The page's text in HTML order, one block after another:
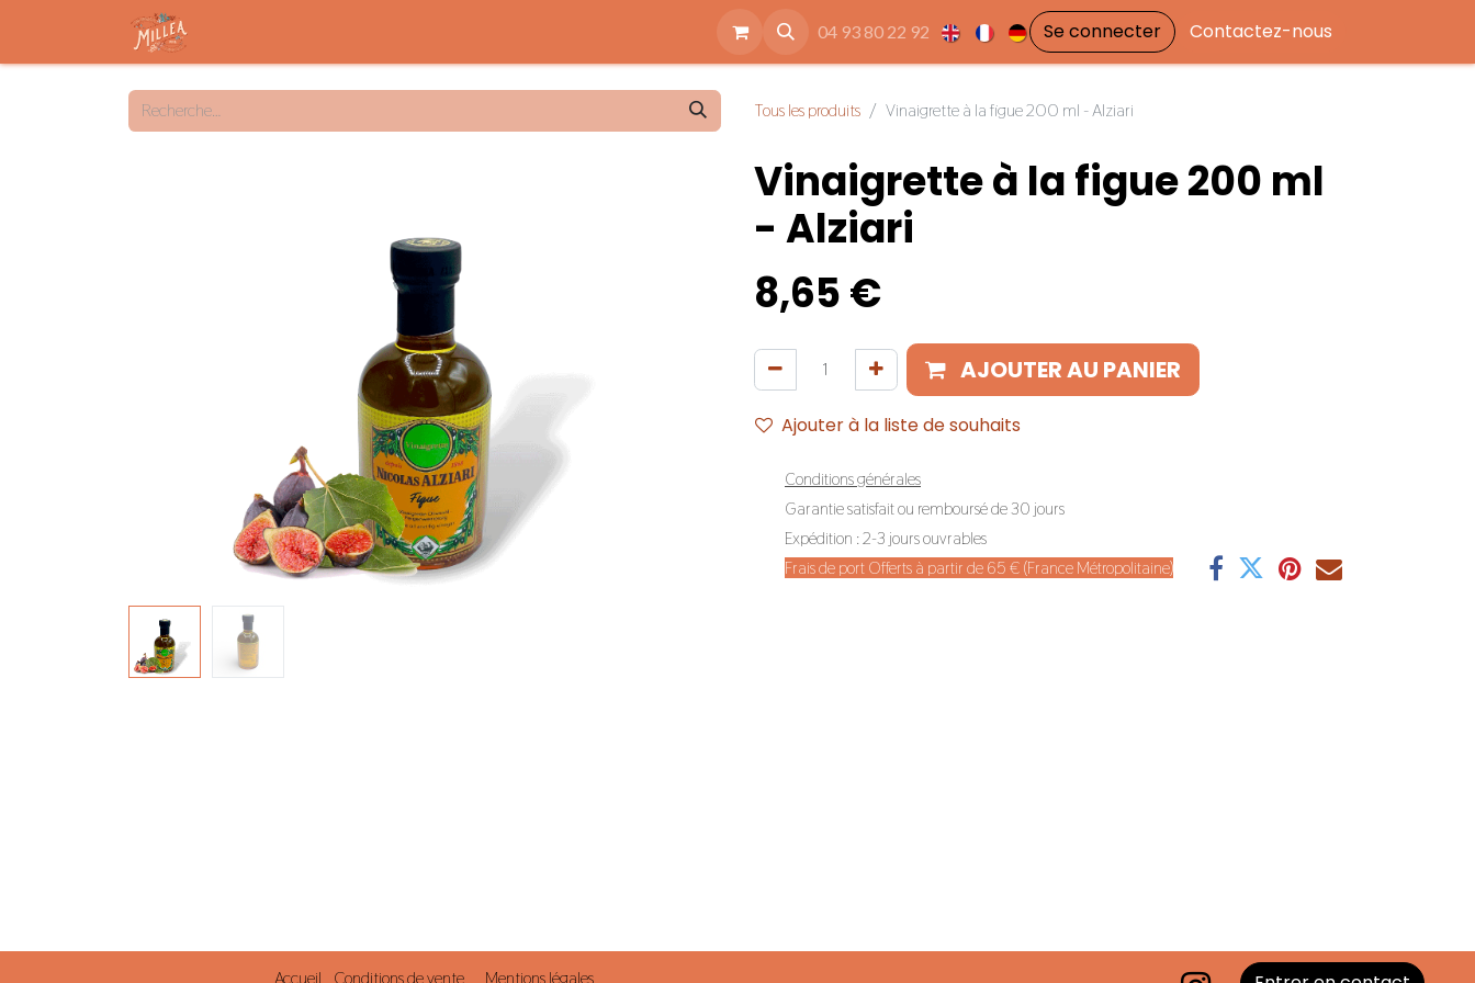
Qui sommes nous Nos engagements
04 93 80 22 92 Se connecter Contactez-nous
Tous les produits Vinaigrette à la figue 200 ml - Alziari
Vinaigrette à la figue 200 ml
- Alziari
8,65€
AJOUTER AU PANIER
Ajouter à la liste de souhaits
Conditions générales
Garantie satisfait ou remboursé de 30 jours
Expédition : 2-3 jours ouvrables
Frais de port Offerts à partir de 65 € (France Métropolitaine)
Accueil Conditions de vente Mentions légales